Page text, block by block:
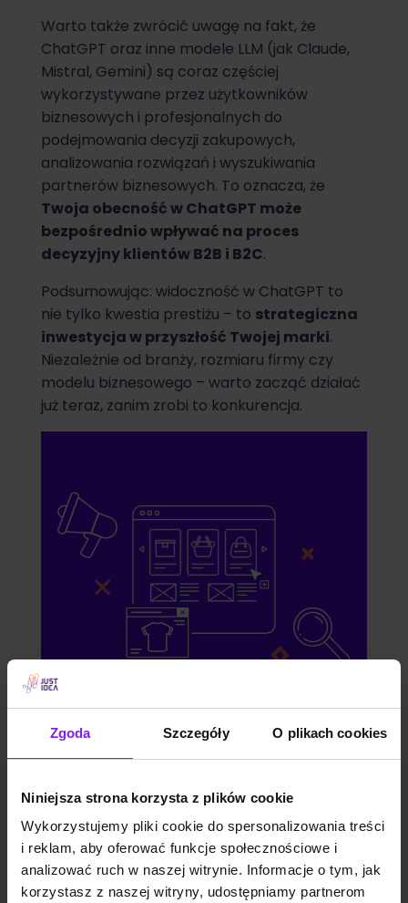
Zgoda Szczegóły O plikach cookies
Niniejsza strona korzysta z plików cookie
Wykorzystujemy pliki cookie do spersonalizowania treści
i reklam, aby oferować funkcje społecznościowe i
analizować ruch w naszej witrynie. Informacje o tym, jak
korzystasz z naszej witryny, udostępniamy partnerom
Warto także zwrócić uwagę na fakt, że
ChatGPT oraz inne modele LLM (jak Claude,
Mistral, Gemini) są coraz częściej
wykorzystywane przez użytkowników
biznesowych i profesjonalnych do
podejmowania decyzji zakupowych,
analizowania rozwiązań i wyszukiwania
partnerów biznesowych. To oznacza, że
Twoja obecność w ChatGPT może
bezpośrednio wpływać na proces
decyzyjny klientów B2B i B2C.
Podsumowując: widoczność w ChatGPT to
nie tylko kwestia prestiżu – to strategiczna
inwestycja w przyszłość Twojej marki.
Niezależnie od branży, rozmiaru firmy czy
modelu biznesowego – warto zacząć działać
już teraz, zanim zrobi to konkurencja.
innych modelach LLM. Zwiększ
widoczność swojej firmy.
WYŚLIJ ZAPYTANIE